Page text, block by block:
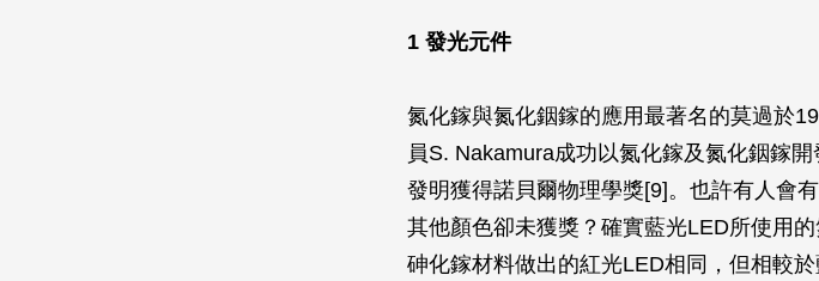
1 發光元件
氮化鎵與氮化銦鎵的應用最著名的莫過於
員S. Nakamura成功以氮化鎵及氮化銦鎵
發明獲得諾貝爾物理學獎[9]。也許有人會
其他顏色卻未獲獎？確實藍光LED所使用
砷化鎵材料做出的紅光LED相同，但相較